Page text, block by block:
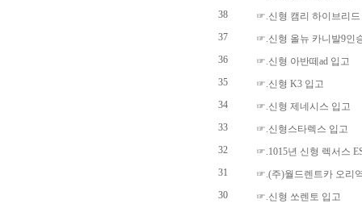
38
☞.신형 캠리 하이브리드
37
☞.신형 올뉴 카니발9인
36
☞.신형 아반떼ad 입고
35
☞.신형 K3 입고
34
☞.신형 제네시스 입고
33
☞.신형스타렉스 입고
32
☞.1015년 신형 렉서스
31
☞.(주)월드렌트카 오리
30
☞.신형 쏘렌토 입고